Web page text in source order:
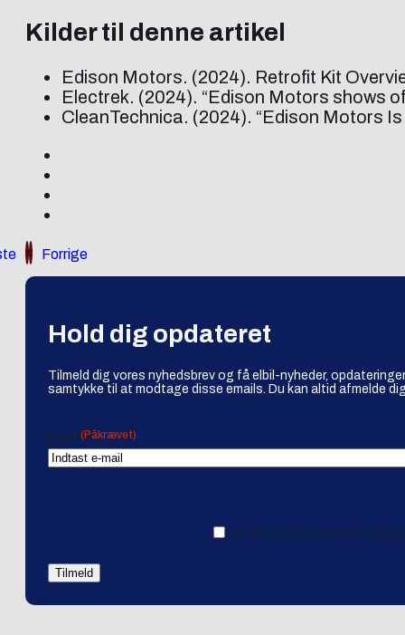
Kilder til denne artikel
Edison Motors. (2024). Retrofit Kit
Electrek. (2024). “Edison Motors shows
CleanTechnica. (2024). “Edison Motors
Forrige
Hold dig opdateret
Tilmeld dig vores nyhedsbrev og få elbil-nyheder,
samtykke til at modtage disse emails. Du kan altid afmelde
Email (Påkrævet)
Ja tak, jeg vil gerne modtage